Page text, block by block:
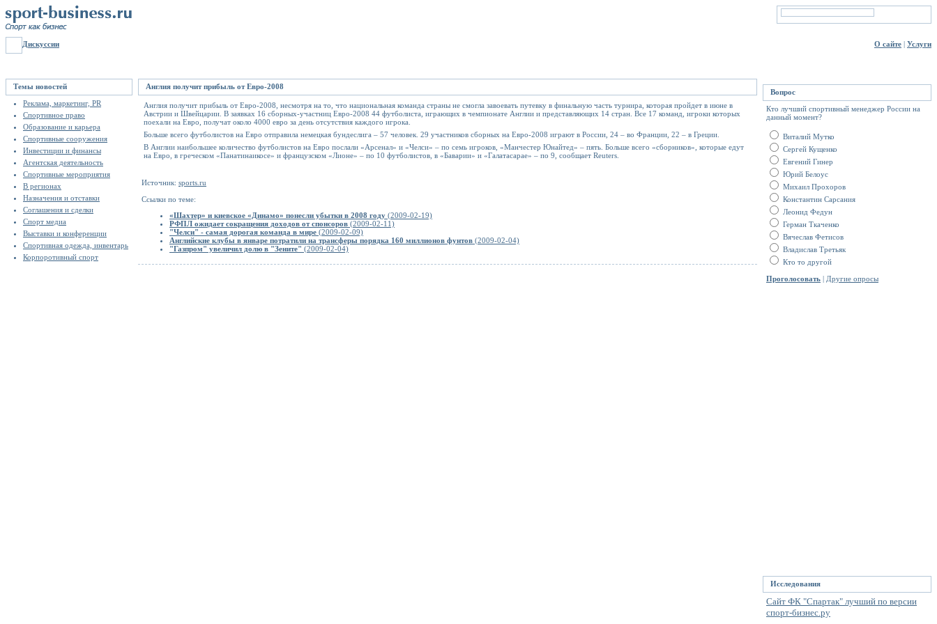
Дискуссии О сайте | Услуги
Темы новостей
Реклама, маркетинг, PR
Спортивное право
Образование и карьера
Спортивные сооружения
Инвестиции и финансы
Агентская деятельность
Спортивные мероприятия
В регионах
Назначения и отставки
Соглашения и сделки
Спорт медиа
Выставки и конференции
Спортивная одежда, инвентарь
Корпоротивный спорт
Англия получит прибыль от Евро-2008
Англия получит прибыль от Евро-2008, несмотря на то, что национальная команда страны не смогла завоевать путевку в финальную часть турнира, которая пройдет в июне в
Австрии и Швейцарии. В заявках 16 сборных-участниц Евро-2008 44 футболиста, играющих в чемпионате Англии и представляющих 14 стран. Все 17 команд, игроки которых
поехали на Евро, получат около 4000 евро за день отсутствия каждого игрока.
Больше всего футболистов на Евро отправила немецкая бундеслига – 57 человек. 29 участников сборных на Евро-2008 играют в России, 24 – во Франции, 22 – в Греции.
В Англии наибольшее количество футболистов на Евро послали «Арсенал» и «Челси» – по семь игроков, «Манчестер Юнайтед» – пять. Больше всего «сборников», которые едут
на Евро, в греческом «Панатинаикосе» и французском «Лионе» – по 10 футболистов, в «Баварии» и «Галатасарае» – по 9, сообщает Reuters.
Источник: sports.ru
Ссылки по теме:
«Шахтер» и киевское «Динамо» понесли убытки в 2008 году (2009-02-19)
РФПЛ ожидает сокращения доходов от спонсоров (2009-02-11)
"Челси" - самая дорогая команда в мире (2009-02-09)
Английские клубы в январе потратили на трансферы порядка 160 миллионов фунтов (2009-02-04)
"Газпром" увеличил долю в "Зените" (2009-02-04)
Вопрос
Кто лучший спортивный менеджер России на
данный момент?
Виталий Мутко
Сергей Кущенко
Евгений Гинер
Юрий Белоус
Михаил Прохоров
Константин Сарсания
Леонид Федун
Герман Ткаченко
Вячеслав Фетисов
Владислав Третьяк
Кто то другой
Проголосовать | Другие опросы
Исследования
Сайт ФК "Спартак" лучший по версии
спорт-бизнес.ру